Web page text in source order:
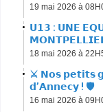
19 mai 2026 à
𝗨𝟭𝟯 : 𝗨𝗡𝗘
18 mai 2026 à
⚔️ 𝗡𝗼𝘀 𝗽𝗲𝘁𝗶𝘁𝘀
𝗱’𝗔𝗻𝗻𝗲𝗰𝘆 ! 🛡
16 mai 2026 à